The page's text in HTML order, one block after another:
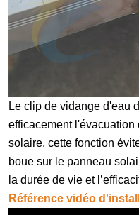
Le clip de vidange d'eau
efficacement
solaire, cette fonction
boue sur le panneau
la durée de vie et
Référence vidéo